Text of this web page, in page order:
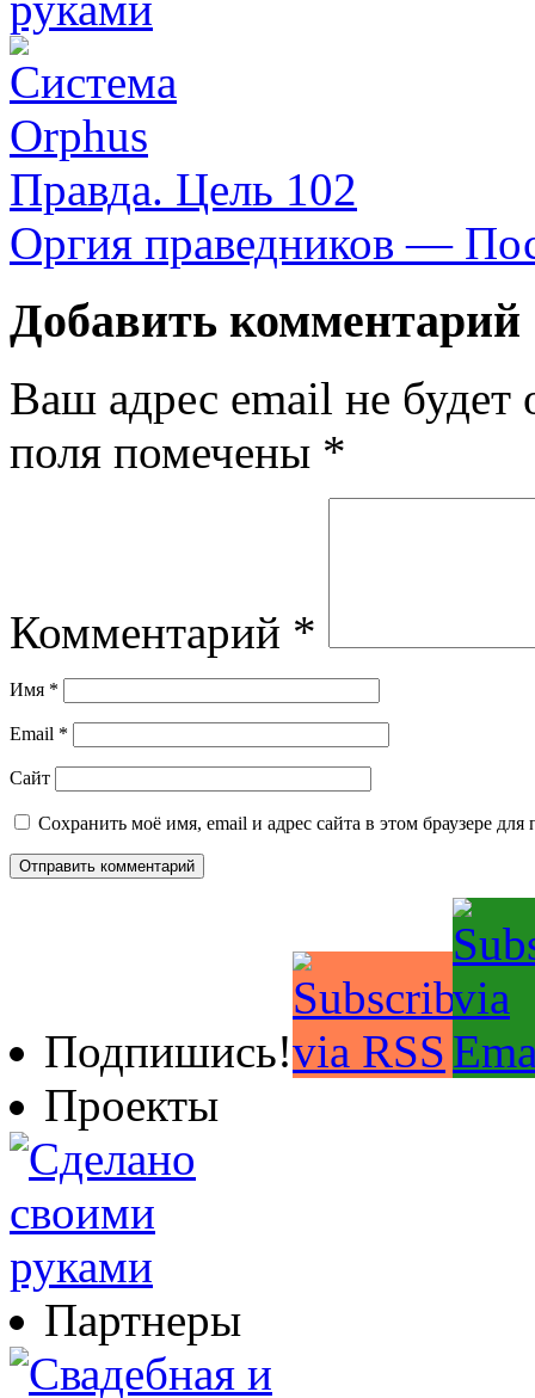
Правда. Цель 102
Оргия праведников —
Добавить комментарий
Ваш адрес email не будет
поля помечены *
Комментарий *
Имя *
Email *
Сайт
Сохранить моё имя, email и адрес сайта в этом браузере
Подпишись!
Проекты
Партнеры